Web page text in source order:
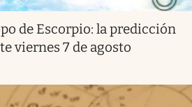
de Escorpio: la predicción
viernes 7 de agosto